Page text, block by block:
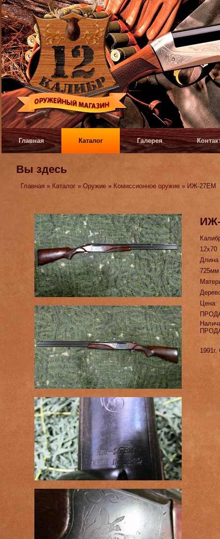
Главная Каталог Галерея
Вы здесь
Главная » Каталог »Оружие » Комиссионное оружие » ИЖ-27ЕМ
12х70
725мм
Цена: